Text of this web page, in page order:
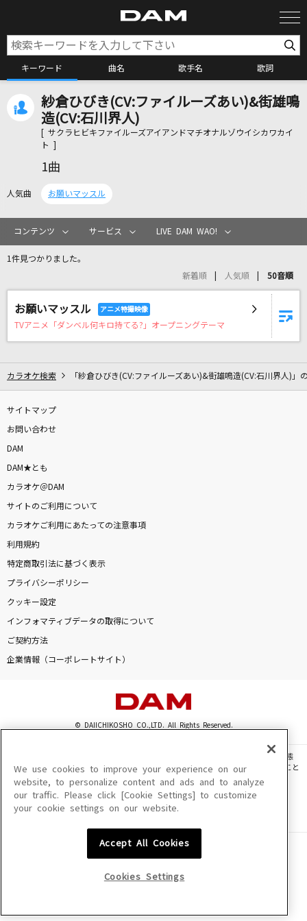
キーワード 曲名 歌手名 歌詞
カラオケ検索
カラオケリクエスト
全国りれき
リアルタイムで歌われている曲の一覧
曖昧劣情Lover
koyori(電ポルP) feat.flower
愛とか恋とか
Novelbright
ワールドイズマイン
supercell feat.初音ミク
ネクロの花嫁
びす
SAD SONG
[生音]サマータイムシンデレラ
緑黄色社会
Pangarap Ko Ang Ibigin Ka [パンガラップ コ
人生の晩歌
HANZO
もっと見る
DAMの新曲・ランキングなど
紗倉ひびき(CV:ファイルーズあい)&街雄鳴
造(CV:石川界人)
[ サクラヒビキファイルーズアイアンドマチオナルゾウイシカワカイ
ト ]
1曲
人気曲 お願いマッスル
コンテンツ サービス LIVE DAM WAO!
1件見つかりました。
新着順 人気順 50音順
お願いマッスル
TVアニメ「ダンベル何キロ持てる?」オープニングテーマ
カラオケ検索 「紗倉ひびき(CV:ファイルーズあい)&街雄鳴造(CV:石川界人)」
サイトマップ
お問い合わせ
DAM
DAM★とも
カラオケ＠DAM
サイトのご利用について
カラオケご利用にあたっての注意事項
利用規約
特定商取引法に基づく表示
プライバシーポリシー
クッキー設定
インフォマティブデータの取得について
ご契約方法
企業情報（コーポレートサイト）
© DAIICHIKOSHO CO.,LTD. All Rights Reserved.
このサイトに掲載されている一切の文章・画像・写真・動画・音声等を、手段や形態
を問わず、著作権法の定める範囲を超えて無断で複製、転載、ファイル化などすること
を禁じます。
楽曲及びコンテンツは、機種によりご利用いただけない場合があります。
楽曲及びコンテンツの配信日、配信内容が変更になる場合があります。
We use cookies to improve your experience on our
website, to personalize content and ads and to analyze
our traffic. Please click [Cookie Settings] to customize
your cookie settings on our website.
Accept All Cookies
Cookies Settings